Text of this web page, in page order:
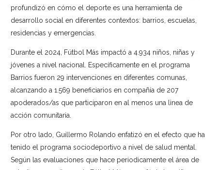
profundizó en cómo el deporte es una herramienta de
desarrollo social en diferentes contextos: barrios, escuelas,
residencias y emergencias.
Durante el 2024, Fútbol Más impactó a 4.934 niños, niñas y
jóvenes a nivel nacional. Específicamente en el programa
Barrios fueron 29 intervenciones en diferentes comunas,
alcanzando a 1.569 beneficiarios en compañía de 207
apoderados/as que participaron en al menos una lìnea de
acción comunitaria.
Por otro lado, Guillermo Rolando enfatizó en el efecto que ha
tenido el programa sociodeportivo a nivel de salud mental.
Según las evaluaciones que hace periodicamente el área de